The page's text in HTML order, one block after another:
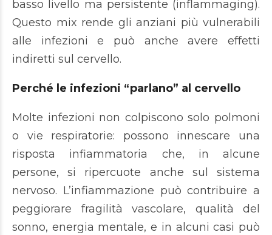
basso livello ma persistente (inflammaging).
Questo mix rende gli anziani più vulnerabili
alle infezioni e può anche avere effetti
indiretti sul cervello.
Perché le infezioni “parlano” al cervello
Molte infezioni non colpiscono solo polmoni
o vie respiratorie: possono innescare una
risposta infiammatoria che, in alcune
persone, si ripercuote anche sul sistema
nervoso. L’infiammazione può contribuire a
peggiorare fragilità vascolare, qualità del
sonno, energia mentale, e in alcuni casi può